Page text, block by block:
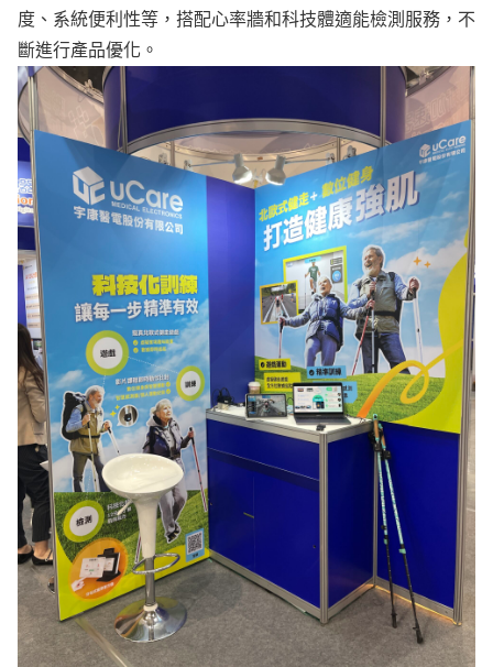
度、系統便利性等，搭配心率牆和科技體適能檢測服務，不
斷進行產品優化。